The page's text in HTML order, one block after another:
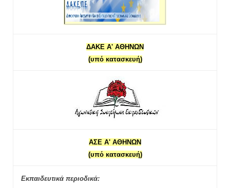
ΔΑΚΕ Α' ΑΘΗΝΩΝ
(υπό κατασκευή)
ΑΣΕ Α' ΑΘΗΝΩΝ
(υπό κατασκευή)
Εκπαιδευτικά περιοδικά: